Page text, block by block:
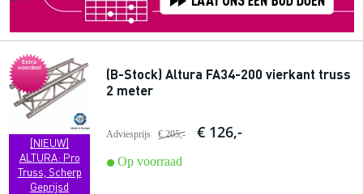
Extra
voordeel
[NIEUW]
ALTURA: Pro
Truss, Scherp
Geprijsd
(B-Stock) Altura FA34-200 vierkant truss
2 meter
Adviesprijs € 205,- € 126,-
Op voorraad